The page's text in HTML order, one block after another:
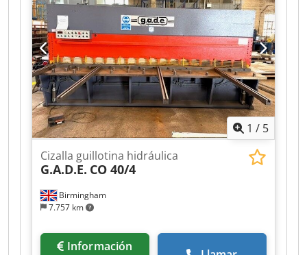
1 / 5
Birmingham
7.757 km
Cizalla guillotina hidráulica
G.A.D.E. CO 40/4